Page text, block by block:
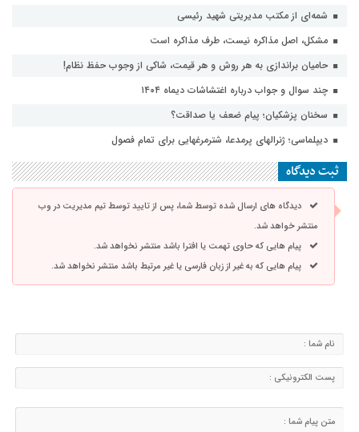
شمه‌ای از مکتب مدیریتی شهید رئیسی
مشکل، اصل مذاکره نیست، طرف مذاکره است
حامیان براندازی به هر روش و هر قیمت، شاکی از وجوب حفظ نظام!
چند سوال و جواب درباره اغتشاشات دیماه ۱۴۰۴
سخنان پزشکیان؛ پیام ضعف یا صداقت؟
دیپلماسی؛ ژنرالهای پرمدعا، شترمرغهایی برای تمام فصول
ثبت دیدگاه
دیدگاه های ارسال شده توسط شما، پس از تایید توسط تیم مدیریت در وب
منتشر خواهد شد.
پیام هایی که حاوی تهمت یا افترا باشد منتشر نخواهد شد.
پیام هایی که به غیر از زبان فارسی یا غیر مرتبط باشد منتشر نخواهد شد.